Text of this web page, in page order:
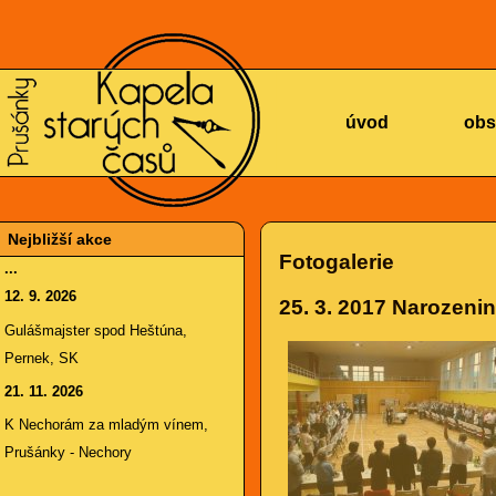
KAPELA
STARÝCH
úvod
Nejbližší akce
...
12. 9. 2026
Gulášmajster spod Heštúna,
Pernek, SK
21. 11. 2026
K Nechorám za mladým vínem,
Prušánky - Nechory
Fotogalerie
25. 3. 2017